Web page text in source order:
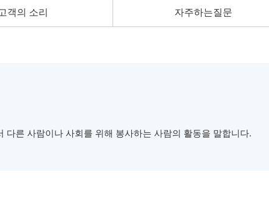
객의 소리 자주하는질문
른 사람이나 사회를 위해 봉사하는 사람의 활동을 말합니다.